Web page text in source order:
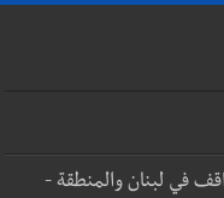
في لبنان والمنطقة -